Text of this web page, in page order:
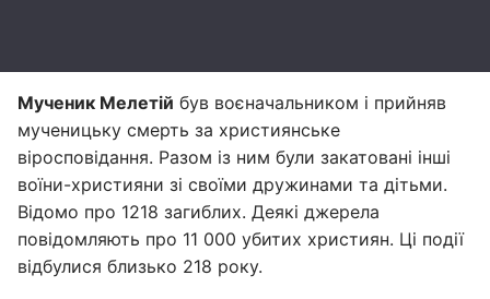
Мученик Мелетій був воєначальником і прийняв
мученицьку смерть за християнське
віросповідання. Разом із ним були закатовані інші
воїни-християни зі своїми дружинами та дітьми.
Відомо про 1218 загиблих. Деякі джерела
повідомляють про 11 000 убитих християн. Ці події
відбулися близько 218 року.